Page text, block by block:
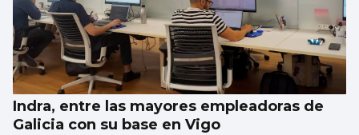
Indra, entre las mayores empleadoras de
Galicia con su base en Vigo